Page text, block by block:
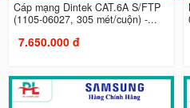
Cáp mạng Dintek CAT.6A S/FTP
(1105-06027, 305 mét/cuộn) -...
7.650.000 đ